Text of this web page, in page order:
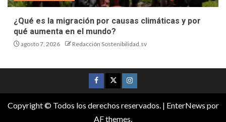
¿Qué es la migración por causas climáticas y por
qué aumenta en el mundo?
agosto 7, 2026 Redacción Sostenibilidad.sv
Copyright © Todos los derechos reservados. | EnterNews por
AF themes.